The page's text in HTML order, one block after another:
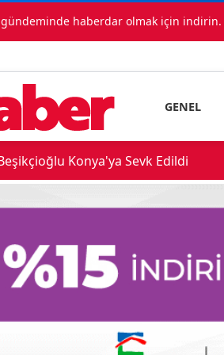
gündeminde haberdar olmak için indirin.
GENEL
Konya'ya Sevk Edildi